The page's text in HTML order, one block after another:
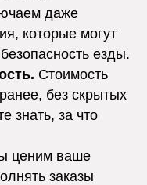
даже
которые могут
езды.
Стоимость
без скрытых
знать, за что
ценим ваше
заказы